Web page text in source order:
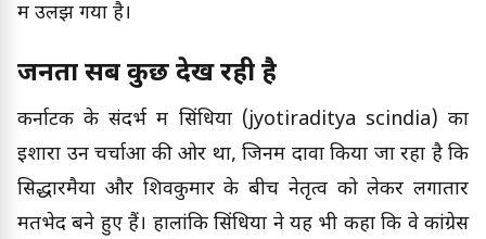
में उलझ गया है।
जनता सब कुछ देख रही है
कर्नाटक के संदर्भ में सिंधिया (jyotiraditya scindia) का
इशारा उन चर्चाओं की ओर था, जिनमें दावा किया जा रहा है कि
सिद्धारमैया और शिवकुमार के बीच नेतृत्व को लेकर लगातार
मतभेद बने हुए हैं। हालांकि सिंधिया ने यह भी कहा कि वे कांग्रेस